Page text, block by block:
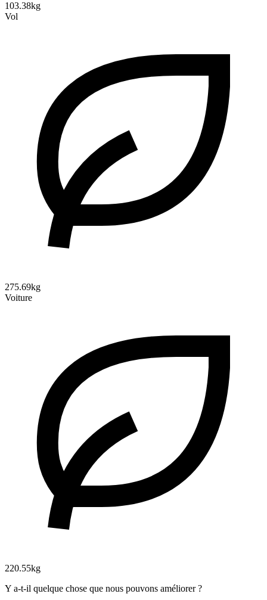
103.38kg
Vol
275.69kg
Voiture
220.55kg
Y a-t-il quelque chose que nous pouvons améliorer ?